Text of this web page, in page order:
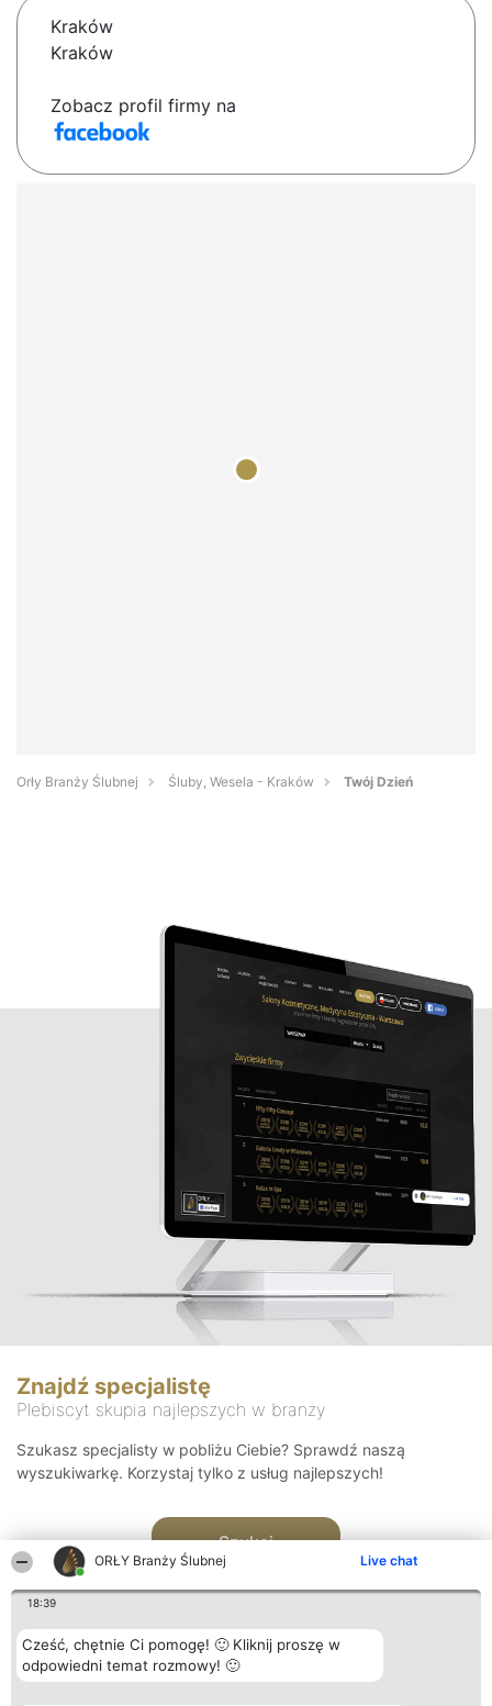
ORŁY Branży Ślubnej Live chat
18:39
Cześć, chętnie Ci pomogę! 🙂 Kliknij proszę w
odpowiedni temat rozmowy! 🙂
Kraków
Kraków
Zobacz profil firmy na
Orły Branży Ślubnej Śluby, Wesela - Kraków Twój Dzień
Znajdź specjalistę
Plebiscyt skupia najlepszych w branży
Szukasz specjalisty w pobliżu Ciebie? Sprawdź naszą
wyszukiwarkę. Korzystaj tylko z usług najlepszych!
Szukaj